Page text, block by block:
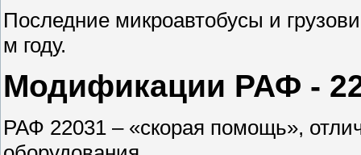
Последние микроавтобусы и
м году.
Модификации РАФ -
РАФ 22031 – «скорая помощь»,